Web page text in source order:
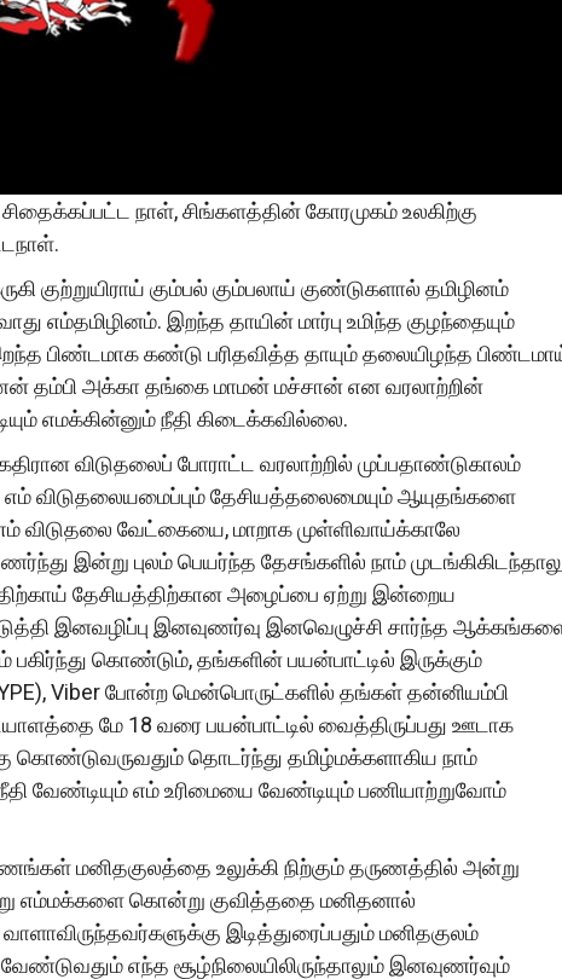
நாள், சிங்களத்தின் கோரமுகம் உலகிற்கு
குற்றுயிராய் கும்பல் கும்பலாய் குண்டுகளால் தமிழினம்
எம்தமிழினம். இறந்த தாயின் மார்பு உமிந்த குழந்தையும்
பிண்டமாக கண்டு பரிதவித்த தாயும் தலையிழந்த
அக்கா தங்கை மாமன் மச்சான் என வரலாற்றின்
எமக்கின்னும் நீதி கிடைக்கவில்லை.
விடுதலைப் போராட்ட வரலாற்றில் முப்பதாண்டுகாலம்
எம் விடுதலையமைப்பும் தேசியத்தலைமையும் ஆயுதங்களை
எம் விடுதலை வேட்கையை, மாறாக முள்ளிவாய்க்காலே
இன்று புலம் பெயர்ந்த தேசங்களில் நாம்
தேசியத்திற்கான அழைப்பை ஏற்று இன்றைய
இனவழிப்பு இனவுணர்வு இனவெழுச்சி சார்ந்த
கொண்டும், தங்களின் பயன்பாட்டில் இருக்கும்
Viber போன்ற மென்பொருட்களில் தங்கள் தன்னியம்பி
மே 18 வரை பயன்பாட்டில் வைத்திருப்பது ஊடாக
தொடர்ந்து தமிழ்மக்களாகிய நாம்
வேண்டியும் எம் உரிமையை வேண்டியும் பணியாற்றுவோம்
மனிதகுலத்தை உலுக்கி நிற்கும் தருணத்தில் அன்று
எம்மக்களை கொன்று குவித்ததை மனிதனால்
இடித்துரைப்பதும் மனிதகுலம்
எந்த சூழ்நிலையிலிருந்தாலும் இனவுணர்வும்